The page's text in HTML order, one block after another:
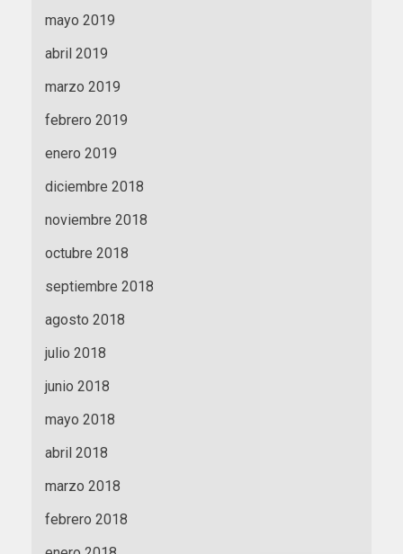
mayo 2019
abril 2019
marzo 2019
febrero 2019
enero 2019
diciembre 2018
noviembre 2018
octubre 2018
septiembre 2018
agosto 2018
julio 2018
junio 2018
mayo 2018
abril 2018
marzo 2018
febrero 2018